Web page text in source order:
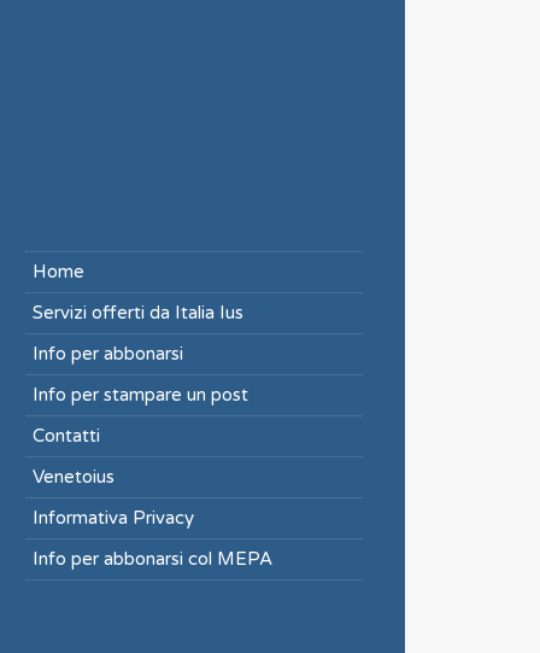
Home
Servizi offerti da Italia Ius
Info per abbonarsi
Info per stampare un post
Contatti
Venetoius
Informativa Privacy
Info per abbonarsi col MEPA